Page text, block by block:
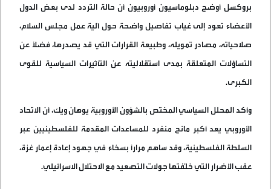
بروكسل أوضح دبلوماسيون أوروبيون أن حالة التردد لدى بعض الدول
الأعضاء تعود إلى غياب تفاصيل واضحة حول آلية عمل مجلس السلام،
صلاحياته، مصادر تمويله، وطبيعة القرارات التي قد يصدرها، فضلًا عن
التساؤلات المتعلقة بمدى استقلاليته عن التأثيرات السياسية للقوى
الكبرى.
وأكد المحلل السياسي المختص بالشؤون الأوروبية يوهان ويك، أن الاتحاد
الأوروبي يعد أكبر مانح منفرد للمساعدات المقدمة للفلسطينيين عبر
السلطة الفلسطينية، وقد ساهم مرارًا بسخاء في جهود إعادة إعمار غزة،
عقب الأضرار التي خلّفتها جولات التصعيد مع الاحتلال الاسرائيلي.